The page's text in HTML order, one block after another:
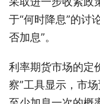
于“何时降息”的讨
否加息”。
利率期货市场的定
察”工具显示，市